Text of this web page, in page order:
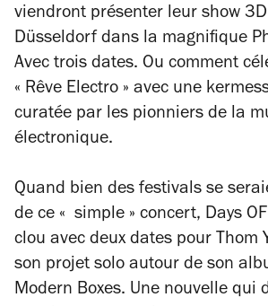
viendront présenter leur show
Düsseldorf dans la magnifique
Avec trois dates. Ou comment
« Rêve Electro » avec une
curatée par les pionniers de la
électronique.
Quand bien des festivals se
de ce « simple » concert, Days
clou avec deux dates pour Thom
son projet solo autour de son
Modern Boxes. Une nouvelle qui